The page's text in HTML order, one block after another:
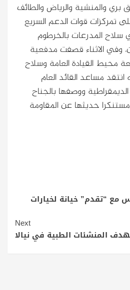
بري والمنشية والرياض والطائف
تمركزات قوات الدعم السريع
سلاح المدرعات بالخرطوم
وفي الاثناء قصفت مدفعية
محيط القيادة العامة وسلاح
انتقد مساعد القائد العام
ووصفها بالجناح
حديثها عن المقاومة
مع “تقدم” خيانة لخيارات
Next
المنشئات الطبية في نيالا